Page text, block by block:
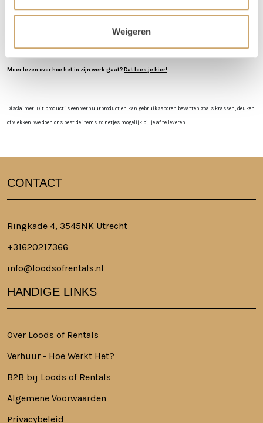
Weigeren
worden dan op vrijdag bezorgd, en op maandag weer opgehaald. De
niet in de loods aanwezig voor het ophalen of terugbrengen van de
spullen.
Meer lezen over hoe het in zijn werk gaat? Dat lees je hier!
Disclaimer: Dit product is een verhuurproduct en kan gebruikssporen bevatten zoals krassen, deuken
of vlekken. We doen ons best de items zo netjes mogelijk bij je af te leveren.
CONTACT
Ringkade 4, 3545NK Utrecht
+31620217366
info@loodsofrentals.nl
HANDIGE LINKS
Over Loods of Rentals
Verhuur - Hoe Werkt Het?
B2B bij Loods of Rentals
Algemene Voorwaarden
Privacybeleid